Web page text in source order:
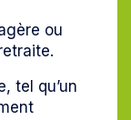
ou
tel qu’un